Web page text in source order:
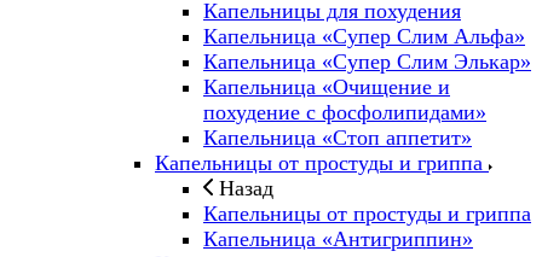
Капельницы для похудения
Капельница «Супер Слим Альфа»
Капельница «Супер Слим Элькар»
Капельница «Очищение и
похудение с фосфолипидами»
Капельница «Стоп аппетит»
Капельницы от простуды и гриппа
Назад
Капельницы от простуды и гриппа
Капельница «Антигриппин»